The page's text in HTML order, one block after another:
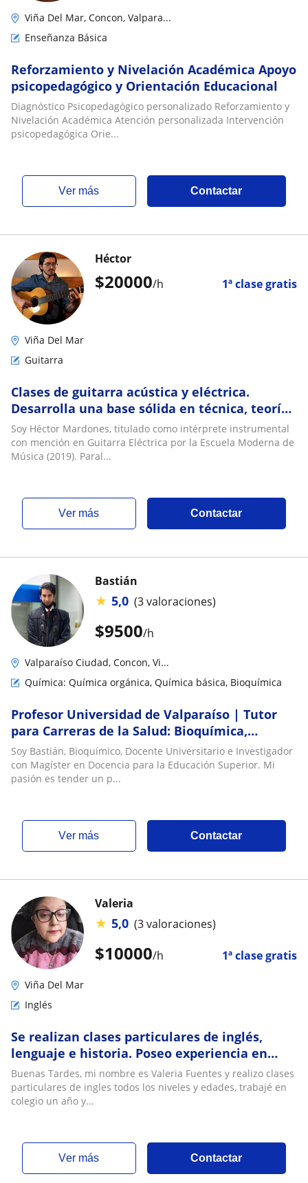
Viña Del Mar, Concon, Valpara...
Enseñanza Básica
Reforzamiento y Nivelación Académica Apoyo
psicopedagógico y Orientación Educacional
Diagnóstico Psicopedagógico personalizado Reforzamiento y
Nivelación Académica Atención personalizada Intervención
psicopedagógica Orie...
ver más Contactar
$20000/h 1ª clase gratis
Héctor
Viña Del Mar
Guitarra
Clases de guitarra acústica y eléctrica.
Desarrolla una base sólida en técnica, teoría
y armonía aplicada
Soy Héctor Mardones, titulado como intérprete instrumental
con mención en Guitarra Eléctrica por la Escuela Moderna de
Música (2019). Paral...
ver más Contactar
$9500/h
Bastián
★ 5,0 (3 valoraciones)
Valparaíso Ciudad, Concon, Vi...
Química: Química orgánica, Química básica, Bioquímica
Profesor Universidad de Valparaíso | Tutor
para Carreras de la Salud: Bioquímica,
Química Orgánica, Farmacología, Fisiología,
Fisiopatología | Vasta experiencia en TEA y
TDA/H
Soy Bastián, Bioquímico, Docente Universitario e Investigador
con Magíster en Docencia para la Educación Superior. Mi
pasión es tender un p...
ver más Contactar
$10000/h 1ª clase gratis
Valeria
★ 5,0 (3 valoraciones)
Viña Del Mar
Inglés
Se realizan clases particulares de inglés,
lenguaje e historia. Poseo experiencia en
docencia y soy muy responsable y dinámica
Buenas Tardes, mi nombre es Valeria Fuentes y realizo clases
particulares de ingles todos los niveles y edades, trabajé en
colegio un año y...
ver más Contactar